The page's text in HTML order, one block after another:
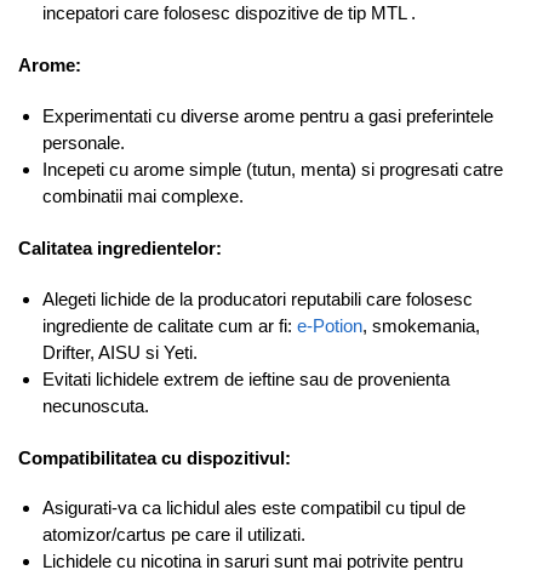
incepatori care folosesc dispozitive de tip MTL .
Arome:
Experimentati cu diverse arome pentru a gasi preferintele
personale.
Incepeti cu arome simple (tutun, menta) si progresati catre
combinatii mai complexe.
Calitatea ingredientelor:
Alegeti lichide de la producatori reputabili care folosesc
ingrediente de calitate cum ar fi: e-Potion, smokemania,
Drifter, AISU si Yeti.
Evitati lichidele extrem de ieftine sau de provenienta
necunoscuta.
Compatibilitatea cu dispozitivul:
Asigurati-va ca lichidul ales este compatibil cu tipul de
atomizor/cartus pe care il utilizati.
Lichidele cu nicotina in saruri sunt mai potrivite pentru